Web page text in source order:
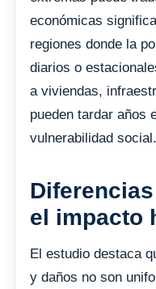
económicas
regiones donde la
diarios o
a viviendas,
pueden tardar años
vulnerabilidad social.
el impacto
El estudio destaca
y daños no son